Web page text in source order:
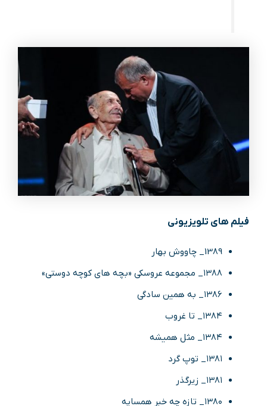
فیلم های تلویزیونی
1389_ چاووش بهار
۱۳۸۸_ مجموعه عروسکی «بچه های کوچه دوستی»
۱۳۸۶_ به همین سادگی
۱۳۸۴_ تا غروب
۱۳۸۴_ مثل همیشه
۱۳۸۱_ توپ گرد
۱۳۸۱_ زیرگذر
۱۳۸۰_ تازه چه خبر همسایه